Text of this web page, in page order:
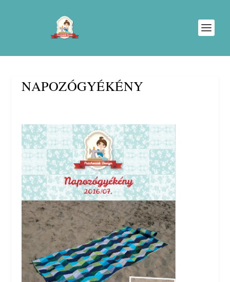
NAPOZÓGYÉKÉNY